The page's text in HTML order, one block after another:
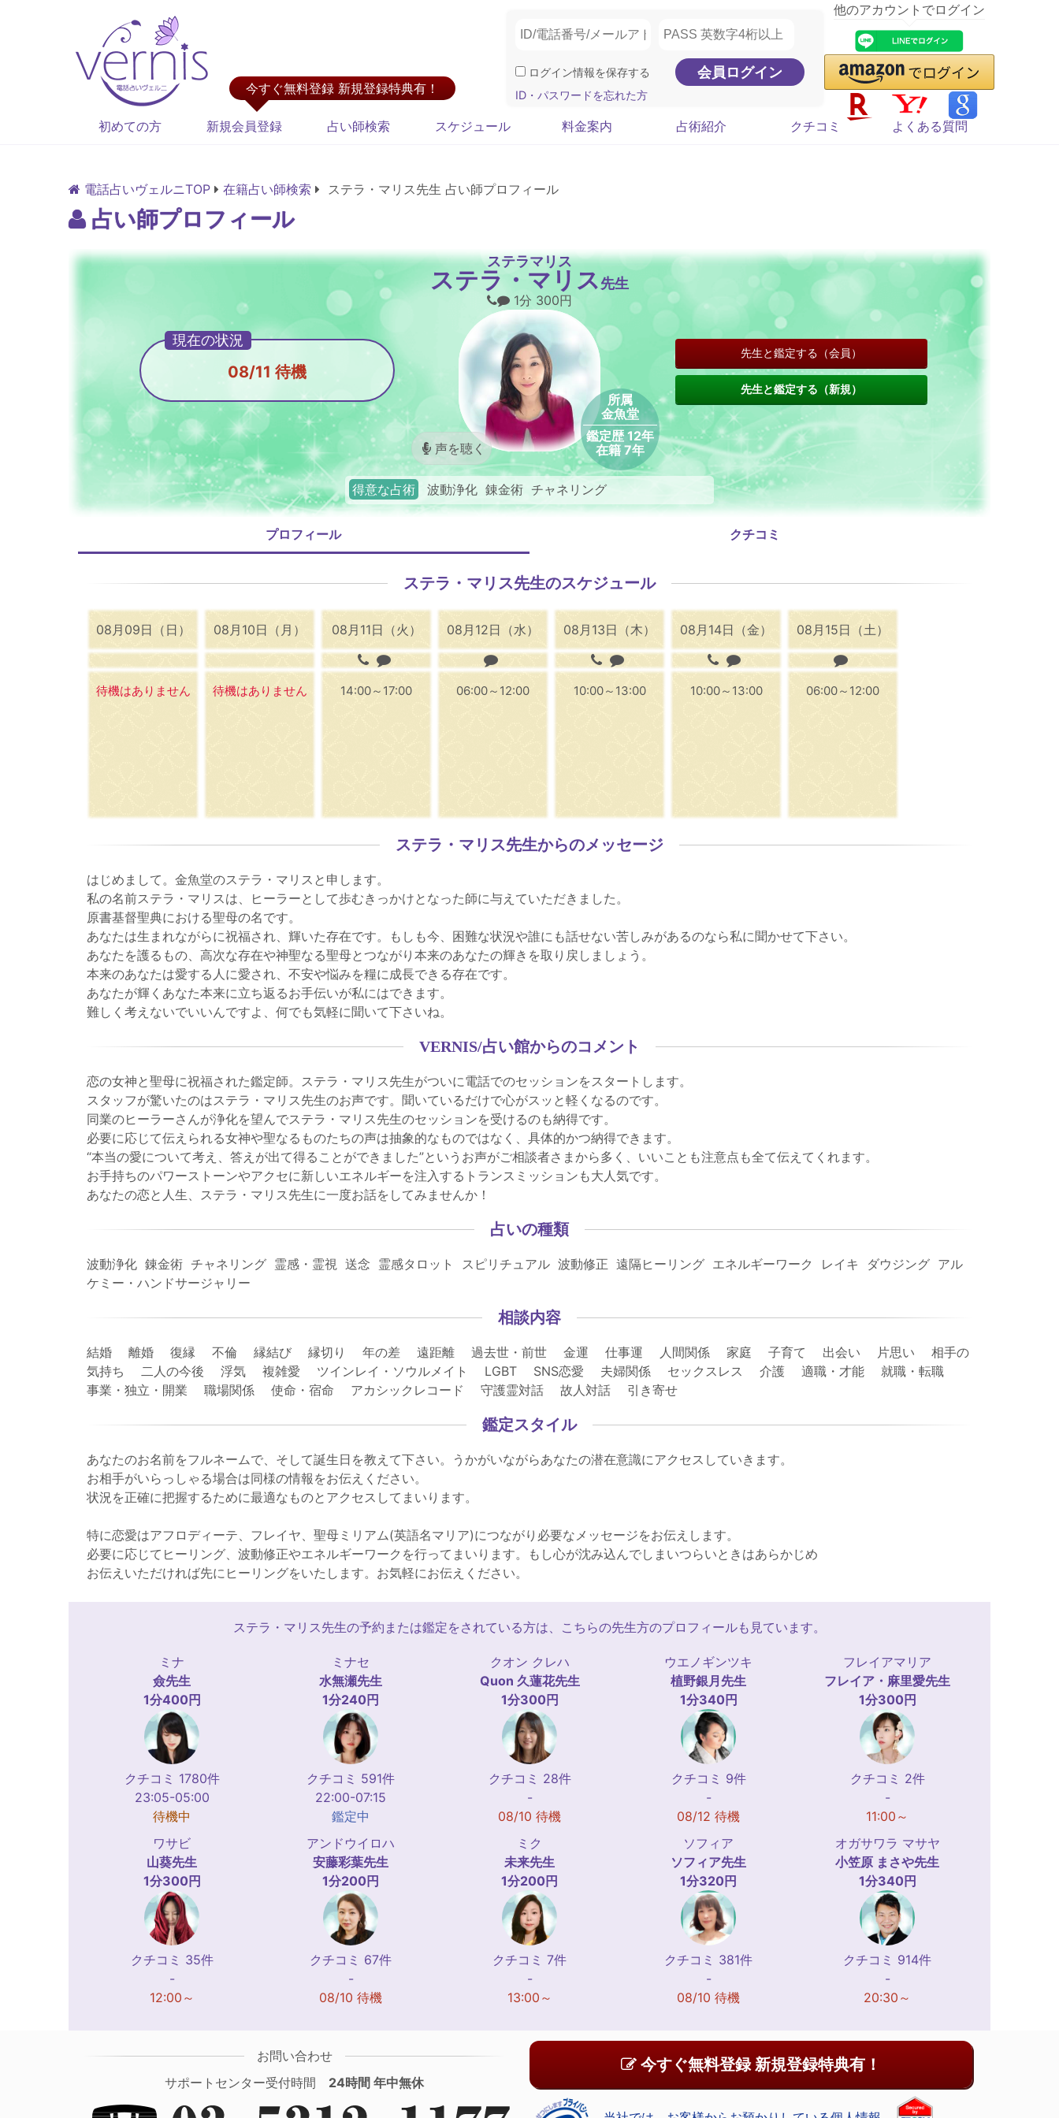
今すぐ無料登録 新規登録特典有！
ログイン情報を保存する
ID・パスワードを忘れた方
他のアカウントでログイン
初めての方 新規会員登録 占い師検索 スケジュール 料金案内 占術紹介 クチコミ よくある質問
電話占いヴェルニTOP 在籍占い師検索 ステラ・マリス先生 占い師プロフィール
占い師プロフィール
ステラマリス
ステラ・マリス 先生
声を聴く
所属
金魚堂
鑑定歴 12年
在籍 7年
得意な占術 波動浄化 錬金術 チャネリング
1分 300円
08/11 待機
先生と鑑定する（会員）
先生と鑑定する（新規）
プロフィール クチコミ
ステラ・マリス先生のスケジュール
08月09日（日）
待機はありません
08月10日（月）
待機はありません
08月11日（火）
14:00～17:00
08月12日（水）
06:00～12:00
08月13日（木）
10:00～13:00
08月14日（金）
10:00～13:00
08月15日（土）
06:00～12:00
ステラ・マリス先生からのメッセージ
はじめまして。金魚堂のステラ・マリスと申します。
私の名前ステラ・マリスは、ヒーラーとして歩むきっかけとなった師に与えていただきました。
原書基督聖典における聖母の名です。
あなたは生まれながらに祝福され、輝いた存在です。もしも今、困難な状況や誰にも話せない苦しみがあるのなら私に聞かせて下さい。
あなたを護るもの、高次な存在や神聖なる聖母とつながり本来のあなたの輝きを取り戻しましょう。
本来のあなたは愛する人に愛され、不安や悩みを糧に成長できる存在です。
あなたが輝くあなた本来に立ち返るお手伝いが私にはできます。
難しく考えないでいいんですよ、何でも気軽に聞いて下さいね。
VERNIS/占い館からのコメント
恋の女神と聖母に祝福された鑑定師。ステラ・マリス先生がついに電話でのセッションをスタートします。
スタッフが驚いたのはステラ・マリス先生のお声です。聞いているだけで心がスッと軽くなるのです。
同業のヒーラーさんが浄化を望んでステラ・マリス先生のセッションを受けるのも納得です。
必要に応じて伝えられる女神や聖なるものたちの声は抽象的なものではなく、具体的かつ納得できます。
“本当の愛について考え、答えが出て得ることができました”というお声がご相談者さまから多く、いいことも注意点も全て伝えてくれます。
お手持ちのパワーストーンやアクセに新しいエネルギーを注入するトランスミッションも大人気です。
あなたの恋と人生、ステラ・マリス先生に一度お話をしてみませんか！
占いの種類
波動浄化 錬金術 チャネリング 霊感・霊視 送念 霊感タロット スピリチュアル 波動修正 遠隔ヒーリング エネルギーワーク レイキ ダウジング アル
ケミー・ハンドサージャリー
相談内容
結婚 離婚 復縁 不倫 縁結び 縁切り 年の差 遠距離 過去世・前世 金運 仕事運 人間関係 家庭 子育て 出会い 片思い 相手の
気持ち 二人の今後 浮気 複雑愛 ツインレイ・ソウルメイト LGBT SNS恋愛 夫婦関係 セックスレス 介護 適職・才能 就職・転職
事業・独立・開業 職場関係 使命・宿命 アカシックレコード 守護霊対話 故人対話 引き寄せ
鑑定スタイル
あなたのお名前をフルネームで、そして誕生日を教えて下さい。うかがいながらあなたの潜在意識にアクセスしていきます。
お相手がいらっしゃる場合は同様の情報をお伝えください。
状況を正確に把握するために最適なものとアクセスしてまいります。
特に恋愛はアフロディーテ、フレイヤ、聖母ミリアム(英語名マリア)につながり必要なメッセージをお伝えします。
必要に応じてヒーリング、波動修正やエネルギーワークを行ってまいります。もし心が沈み込んでしまいつらいときはあらかじめ
お伝えいただければ先にヒーリングをいたします。お気軽にお伝えください。
ステラ・マリス先生の予約または鑑定をされている方は、こちらの先生方のプロフィールも見ています。
ミナ
僉先生
1分400円
クチコミ 1780件
23:05-05:00
待機中
ミナセ
水無瀬先生
1分240円
クチコミ 591件
22:00-07:15
鑑定中
クオン クレハ
Quon 久蓮花先生
1分300円
クチコミ 28件
-
08/10 待機
ウエノギンツキ
植野銀月 先生
1分340円
クチコミ 9件
-
08/12 待機
フレイアマリア
フレイア・麻里愛先生
1分300円
クチコミ 2件
-
11:00～
ワサビ
山葵先生
1分300円
クチコミ 35件
-
12:00～
アンドウイロハ
安藤彩葉先生
1分200円
クチコミ 67件
-
08/10 待機
ミク
未来先生
1分200円
クチコミ 7件
-
13:00～
ソフィア
ソフィア先生
1分320円
クチコミ 381件
-
08/10 待機
オガサワラ マサヤ
小笠原 まさや先生
1分340円
クチコミ 914件
-
20:30～
お問い合わせ
サポートセンター受付時間 24時間 年中無休
今すぐ無料登録 新規登録特典有！